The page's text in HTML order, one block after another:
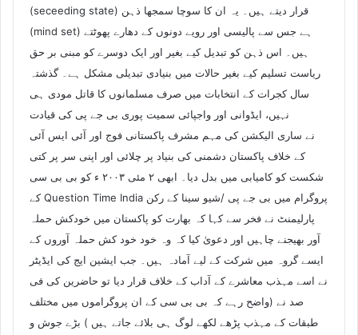
(seceeding state) قرار دیتے ہیں۔ یہ ان کا سوچا سمجھا ذہن
(mind set) ہے جس سے پالیسی اور رویے دونوں کے دھارے پھوٹتے
ہیں۔ اس ذہن کو تبدیل کیے بغیر اور ایک دوسرے کو مبنی بر حق
ریاست تسلیم کیے بغیر حالات میں بنیادی تبدیلی مشکل ہے۔ گذشتہ
سال کجرات کے انتخابات میں صرف مسلمانوں کا قاتل مودی ہی
نہیں، ایڈوانی اور واجپائی سمیت پوری بی جے پی کی قیادت
نے ساری الیکشن کی مہم مشرف پاکستانی فوج اور آئی ایس آئی
کے خلاف پاکستان دشمنی کی بنیاد پر چلائی اور اپنی سر پر کتی
شکست کو کامیابی میں بدل دیا۔ ابھی ۲ مئی ۲۰۰۳ ء کو بی بی سی
کے Question Time India پروگرام میں بی جے پی /شیو سینا کے رکن
پارلیمنٹ نے فخر سے کہا کہ بھارت کو پاکستان میں خودکش حملہ
آور بھیجنے چاہیں اور دعویٰ کیا کہ وہ خود خود کش حملہ آوروں کے
ایسے گروہ میں شرکت کے لیے آمادہ ہیں۔ جب ایشین ایج کی ایڈیٹر
نے اسے مہذب معاشرے کے آداب کے خلاف قرار دیا تو حاضرین کی فی
صد نے (واضح رہے کہ بی بی سی کے ان پروگراموں میں مختلف
طبقات کے مہذب پڑھے لکھے لوگ ہی بلائے جاتے ہیں ) بڑے جوش و